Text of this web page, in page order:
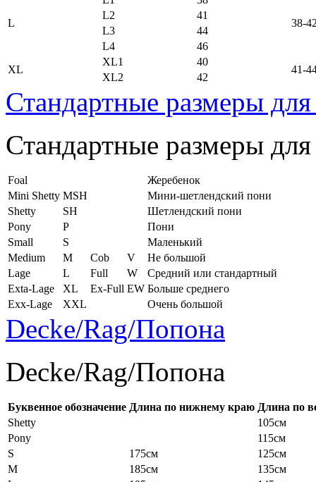
L
38-
L2
41
L3
44
L4
46
XL
XL1 40
41-
XL2 42
Стандартные размеры
Стандартные размеры
Foal
Жеребенок
Mini Shetty MSH
Мини-шетлендский пони
Shetty
SH
Шетлендский пони
Pony
P
Пони
Small
S
Маленький
Medium
M Cob V
Не большой
Lage
L Full W
Средний или стандартный
Exta-Lage
XL Ex-Full EW Больше среднего
Exx-Lage
XXL Очень большой
Decke/Rag/Попона
Decke/Rag/Попона
Буквенное обозначение Длина по нижнему краю Длина по
Shetty
105см
Pony
115см
S
175см
125см
M
185см
135см